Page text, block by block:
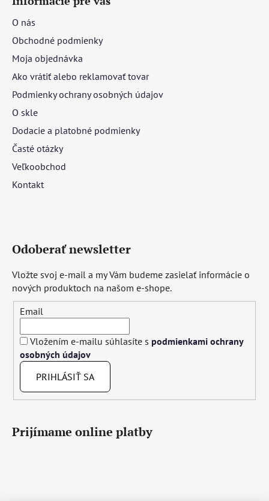
O nás
Obchodné podmienky
Moja objednávka
Ako vrátiť alebo reklamovať tovar
Podmienky ochrany osobných údajov
O skle
Dodacie a platobné podmienky
Časté otázky
Veľkoobchod
Kontakt
Odoberať newsletter
Vložte svoj e-mail a my Vám budeme zasielať informácie o
nových produktoch na našom e-shope.
Email
Vložením e-mailu súhlasíte s podmienkami ochrany
osobných údajov
PRIHLÁSIŤ SA
Prijímame online platby